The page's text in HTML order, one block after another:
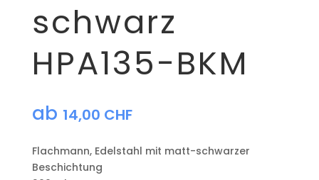
schwarz
HPA135-BKM
ab 14,00 CHF
Flachmann, Edelstahl mit matt-schwarzer
Beschichtung